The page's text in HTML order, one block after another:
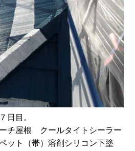
日目。
チ屋根 クールタイトシーラー
ット（帯）溶剤シリコン下塗